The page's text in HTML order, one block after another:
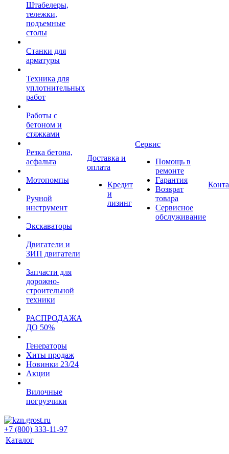
Штабелеры,
тележки,
подъемные
столы
Станки для
арматуры
Техника для
уплотнительных
работ
Работы с
бетоном и
стяжками
Резка бетона,
асфальта
Мотопомпы
Ручной
инструмент
Экскаваторы
Двигатели и
ЗИП двигатели
Запчасти для
дорожно-
строительной
техники
РАСПРОДАЖА
ДО 50%
Генераторы
Хиты продаж
Новинки 23/24
Акции
Вилочные
погрузчики
Доставка и
оплата
Кредит
и
лизинг
Сервис
Помощь в
ремонте
Гарантия
Возврат
товара
Сервисное
обслуживание
+7 (800) 333-11-97
Каталог